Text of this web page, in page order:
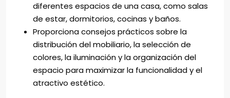
diferentes espacios de una casa, como salas
de estar, dormitorios, cocinas y baños.
Proporciona consejos prácticos sobre la
distribución del mobiliario, la selección de
colores, la iluminación y la organización del
espacio para maximizar la funcionalidad y el
atractivo estético.